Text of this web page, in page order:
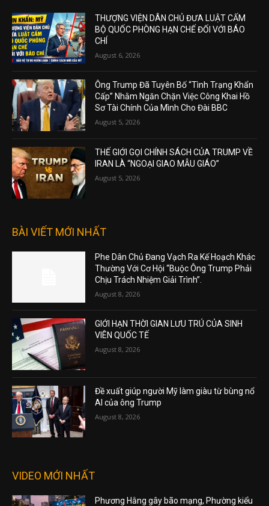
THƯỢNG VIỆN DÂN CHỦ ĐƯA LUẬT CẤM
BỘ QUỐC PHÒNG HẠN CHẾ ĐỐI VỚI BÁO
CHÍ
August 6, 2026
Ông Trump Đã Tuyên Bố “Tình Trạng Khẩn
Cấp” Nhằm Ngăn Chặn Việc Công Khai Hồ
Sơ Tài Chính Của Mình Cho Đài BBC
August 5, 2026
THẾ GIỚI GỌI CHÍNH SÁCH CỦA TRUMP VỀ
IRAN LÀ “NGOẠI GIAO MẪU GIÁO”
August 5, 2026
BÀI VIẾT MỚI NHẤT
Phe Dân Chủ Đang Vạch Ra Kế Hoạch Khác
Thường Với Cơ Hội “Buộc Ông Trump Phải
Chịu Trách Nhiệm Giải Trình”.
August 8, 2026
GIỚI HẠN THỜI GIAN LƯU TRÚ CỦA SINH
VIÊN QUỐC TẾ
August 8, 2026
Đề xuất giúp người Mỹ làm giàu từ bùng nổ
AI của ông Trump
August 8, 2026
VIDEO MỚI NHẤT
Phương Hằng gây bão mạng, Phường kiểu